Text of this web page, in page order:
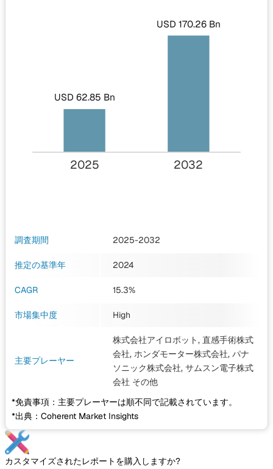
USD 62.85 Bn
USD 170.26 Bn
2025 2032
調査期間 2025-2032
推定の基準年 2024
CAGR 15.3%
市場集中度 High
主要プレーヤー
株式会社アイロボット, 直感手術株式
会社, ホンダモーター株式会社, パナ
ソニック株式会社, サムスン電子株式
会社 その他
*免責事項：主要プレーヤーは順不同で記載されています。
*出典：Coherent Market Insights
カスタマイズされたレポートを購入しますか?